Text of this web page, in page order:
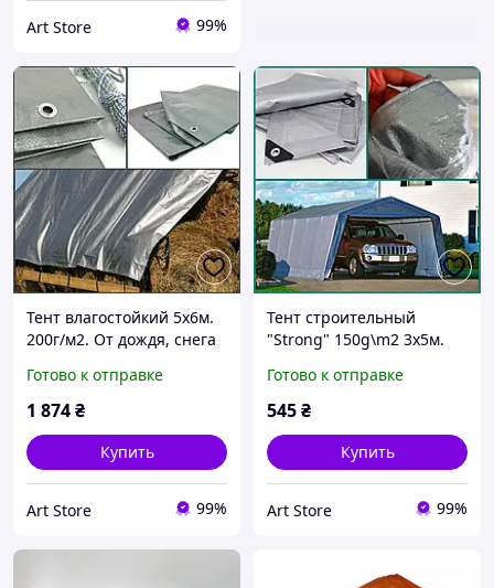
Art Store 99%
Тент влагостойкий 5х6м.
200г/м2. От дождя, снега
ламинированный с
кольцами.
Готово к отправке
1 874₴
Купить
Art Store 99%
Тент строительный
"Strong" 150g\m2 3х5м.
ламинированный с
кольцами. Полог.
Готово к отправке
545₴
Купить
Art Store 99%